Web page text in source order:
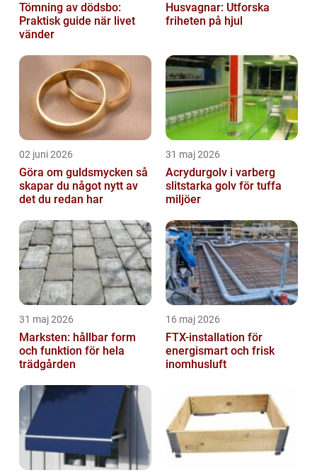
Tömning av dödsbo:
Praktisk guide när livet
vänder
Husvagnar: Utforska
friheten på hjul
02 juni 2026
Göra om guldsmycken så
skapar du något nytt av
det du redan har
31 maj 2026
Acrydurgolv i varberg
slitstarka golv för tuffa
miljöer
31 maj 2026
Marksten: hållbar form
och funktion för hela
trädgården
16 maj 2026
FTX-installation för
energismart och frisk
inomhusluft